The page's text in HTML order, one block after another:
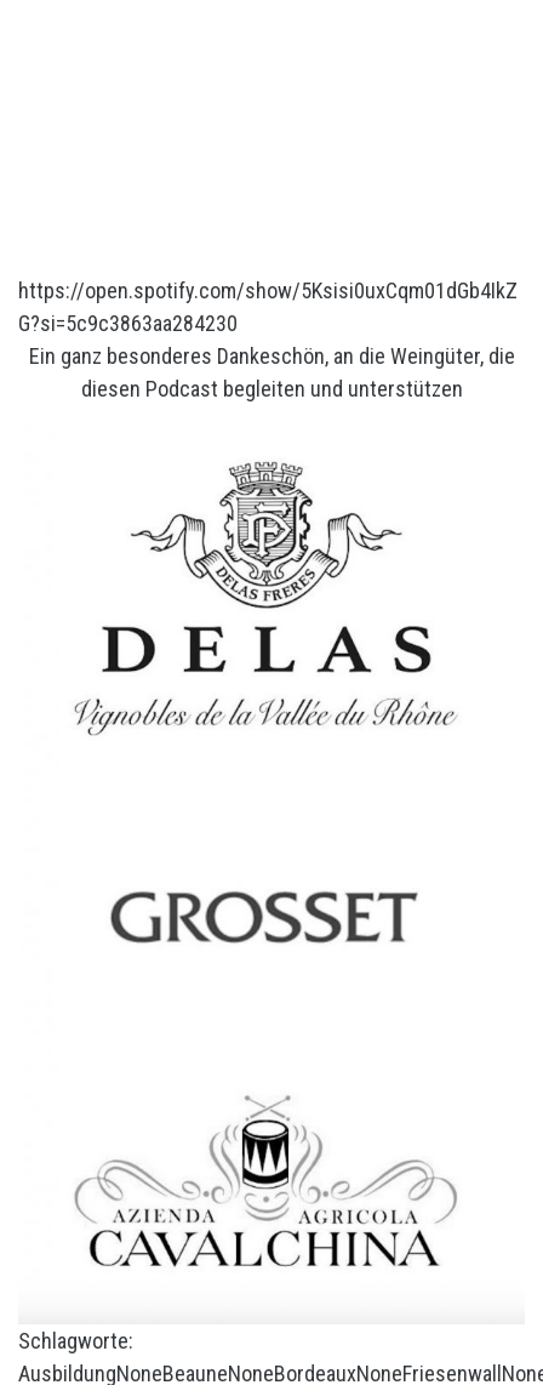
https://open.spotify.com/show/5Ksisi0uxCqm01dGb4IkZ
G?si=5c9c3863aa284230
Ein ganz besonderes Dankeschön, an die Weingüter, die
diesen Podcast begleiten und unterstützen
Schlagworte:
AusbildungNoneBeauneNoneBordeauxNoneFriesenwall